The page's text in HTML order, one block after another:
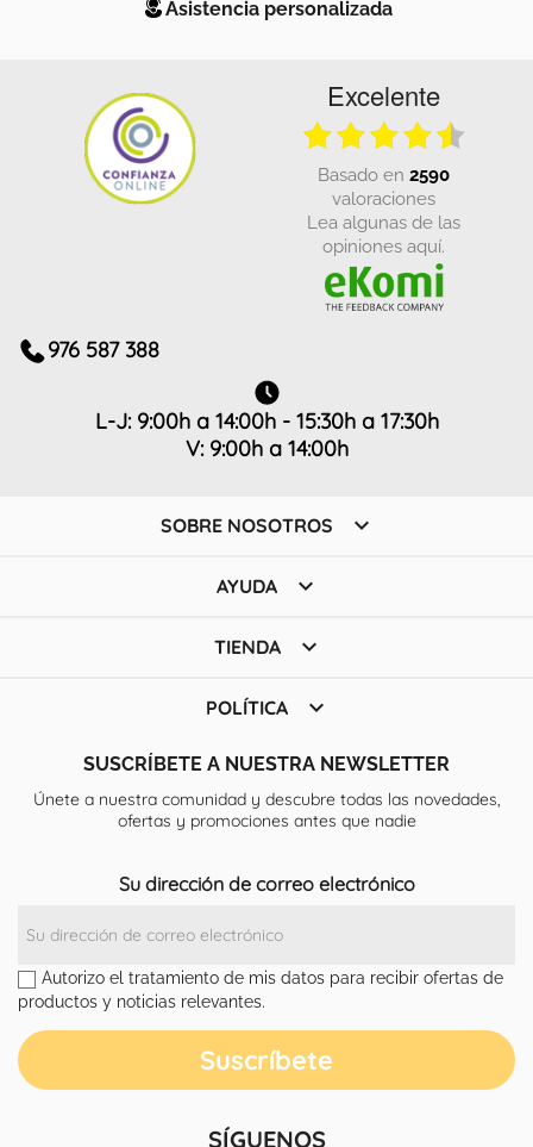
Asistencia personalizada
Excelente
basado en 2590
valoraciones
Lea algunas de las
opiniones aquí.
976 587 388
L-J: 9:00h a 14:00h - 15:30h a 17:30h
V: 9:00h a 14:00h
SOBRE NOSOTROS 
AYUDA 
TIENDA 
POLÍTICA 
SUSCRÍBETE A NUESTRA NEWSLETTER
Únete a nuestra comunidad y descubre todas las novedades,
ofertas y promociones antes que nadie
Su dirección de correo electrónico
Autorizo el tratamiento de mis datos para recibir ofertas de
productos y noticias relevantes.
SÍGUENOS